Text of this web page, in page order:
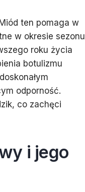
ten pomaga w
w okresie sezonu
roku życia
botulizmu
odporność.
co zachęci
i jego